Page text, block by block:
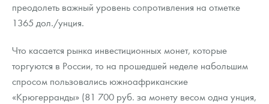
Наборы подарочных и коллекционных монет
Книги по нумизматике
преодолеть важный уровень сопротивления на отметке
1365 дол./унция.
Что касается рынка инвестиционных монет, которые
торгуются в России, то на прошедшей неделе набольшим
спросом пользовались южноафриканские
«Крюгерранды» (81 700 руб. за монету весом одна унция,